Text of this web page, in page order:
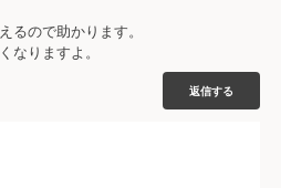
るので助かります。
なりますよ。
返信する